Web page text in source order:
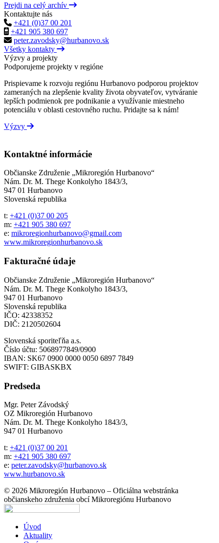
Prejdi na celý archív
Kontaktujte nás
+421 (0)37 00 201
+421 905 380 697
peter.zavodsky@hurbanovo.sk
Všetky kontakty
Výzvy a projekty
Podporujeme projekty v regióne
Prispievame k rozvoju regiónu Hurbanovo podporou projektov
zameraných na zlepšenie kvality života obyvateľov, vytváranie
lepších podmienok pre podnikanie a využívanie miestneho
potenciálu v oblasti cestovného ruchu. Pridajte sa k nám!
Výzvy
Kontaktné informácie
Občianske Združenie „Mikroregión Hurbanovo“
Nám. Dr. M. Thege Konkolyho 1843/3,
947 01 Hurbanovo
Slovenská republika
t: +421 (0)37 00 205
m: +421 905 380 697
e: mikroregionhurbanovo@gmail.com
www.mikroregionhurbanovo.sk
Fakturačné údaje
Občianske Združenie „Mikroregión Hurbanovo“
Nám. Dr. M. Thege Konkolyho 1843/3,
947 01 Hurbanovo
Slovenská republika
IČO: 42338352
DIČ: 2120502604
Slovenská sporiteľňa a.s.
Číslo účtu: 5068977849/0900
IBAN: SK67 0900 0000 0050 6897 7849
SWIFT: GIBASKBX
Predseda
Mgr. Peter Závodský
OZ Mikroregión Hurbanovo
Nám. Dr. M. Thege Konkolyho 1843/3,
947 01 Hurbanovo
t: +421 (0)37 00 201
m: +421 905 380 697
e: peter.zavodsky@hurbanovo.sk
www.hurbanovo.sk
© 2026 Mikroregión Hurbanovo – Oficiálna webstránka
občianskeho združenia obcí Mikroregiónu Hurbanovo
Úvod
Aktuality